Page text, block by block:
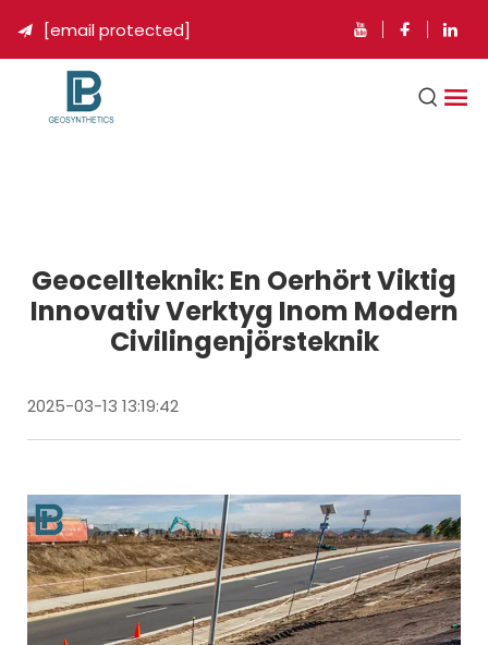
 [email protected]
Geocellteknik: En Oerhört Viktig
Innovativ Verktyg Inom Modern
Civilingenjörsteknik
2025-03-13 13:19:42